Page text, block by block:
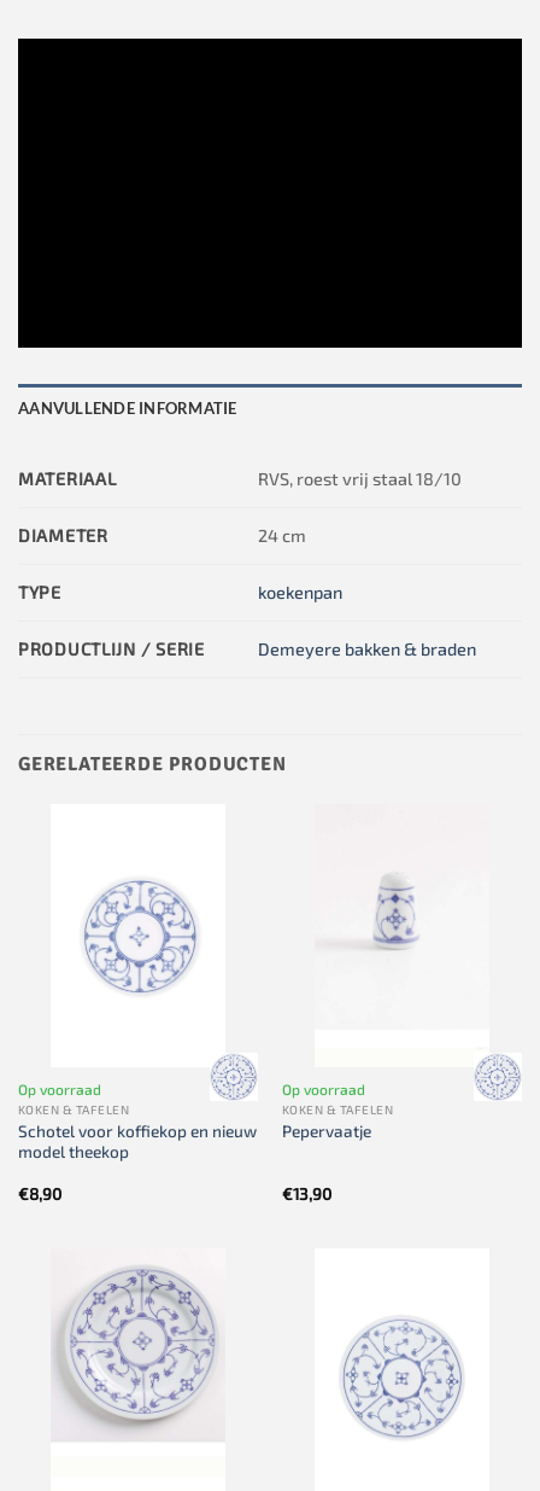
AANVULLENDE INFORMATIE
MATERIAAL RVS, roest vrij staal 18/10
DIAMETER 24 cm
TYPE koekenpan
PRODUCTLIJN / SERIE Demeyere bakken & braden
GERELATEERDE PRODUCTEN
Op voorraad
KOKEN & TAFELEN
Schotel voor koffiekop en nieuw
model theekop
€8,90
Op voorraad
KOKEN & TAFELEN
Pepervaatje
€13,90